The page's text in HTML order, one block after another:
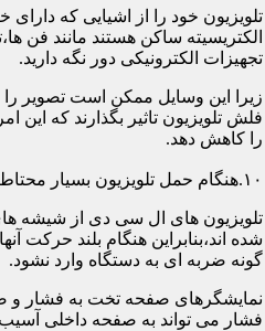
تلویزیون خود را از اشیایی که
تجهیزات الکترونیکی دور نگه دارید.
زیرا این وسایل ممکن است تصویر
فلش تلویزیون تاثیر بگذارند که این
را کاهش دهد.
۱۰.هنگام حمل تلویزیون بسیار محتاط باشید
تلویزیون های ال سی دی از شیشه
شده اند،بنابراین هنگام بلند حرکت
گونه ضربه ای به دستگاه وارد نشود.
نمایشگرهای صفحه تخت به فشار
فشار می تواند به صفحه داخلی آسیب